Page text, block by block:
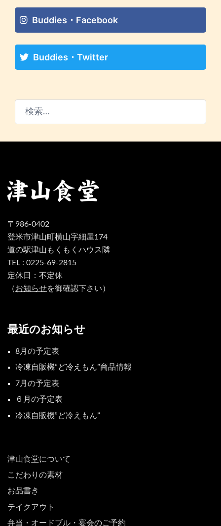
Buddies・Facebook
Buddies・Twitter
索:
〒986-0402
登米市津山町横山字細屋174
道の駅津山もくもくハウス隣
TEL : 0225-69-2815
定休日：不定休
（お知らせを御確認下さい）
最近のお知らせ
8月の予定表
冷凍自販機”ど冷えもん”商品情報
7月の予定表
６月の予定表
冷凍自販機”ど冷えもん”
津山食堂について
こだわりの素材
お品書き
テイクアウト
弁当・オードブル・宴会のご予約